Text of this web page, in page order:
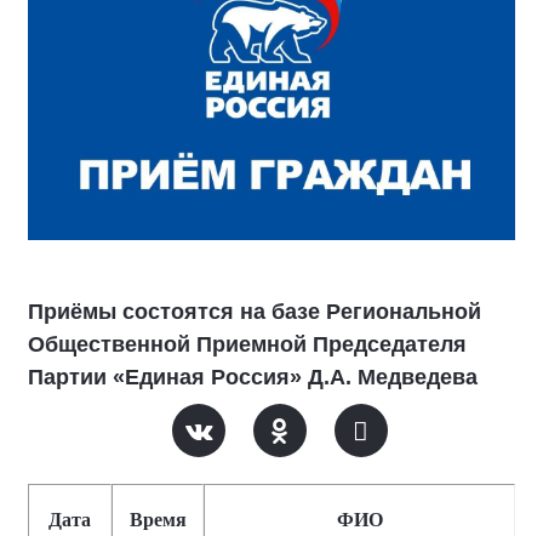
Приёмы состоятся на базе Региональной
Общественной Приемной Председателя
Партии «Единая Россия» Д.А. Медведева
Дата Время ФИО